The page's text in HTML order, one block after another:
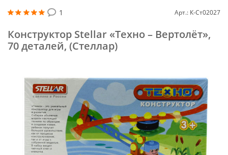
1 Арт.: К-Ст02027
Конструктор Stellar «Техно – Вертолёт»,
70 деталей, (Стеллар)